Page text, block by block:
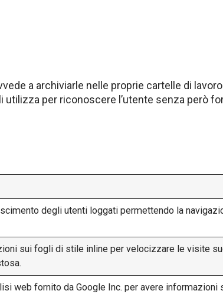
a archiviarle nelle proprie cartelle di
utilizza per riconoscere l’utente senza però
degli utenti loggati permettendo la
sui fogli di stile inline per velocizzare le visite
web fornito da Google Inc. per avere informazioni